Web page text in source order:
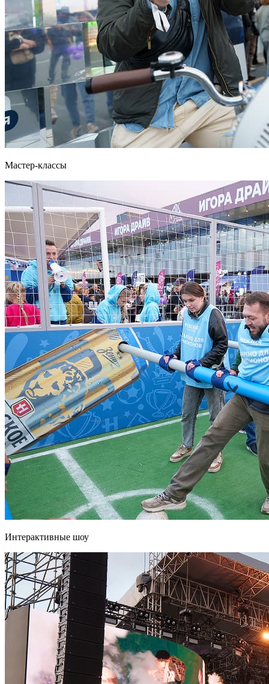
Мастер-классы
Интерактивные шоу